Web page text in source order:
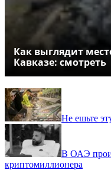
Как выглядит
Кавказе: смотреть
Не ешьте
В ОАЭ
криптомиллионера